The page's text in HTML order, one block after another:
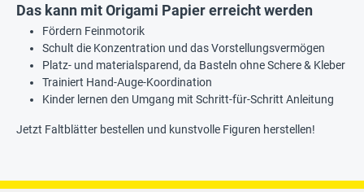
Das kann mit Origami Papier erreicht werden
Fördern Feinmotorik
Schult die Konzentration und das Vorstellungsvermögen
Platz- und materialsparend, da Basteln ohne Schere & Kleber
Trainiert Hand-Auge-Koordination
Kinder lernen den Umgang mit Schritt-für-Schritt Anleitung
Jetzt Faltblätter bestellen und kunstvolle Figuren herstellen!